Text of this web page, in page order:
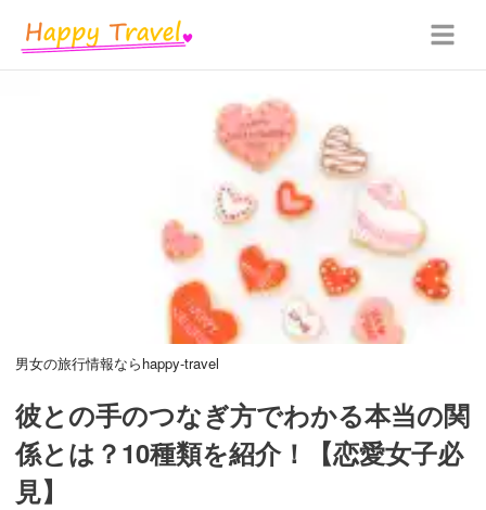
男女の旅行情報ならhappy-travel
彼との手のつなぎ方でわかる本当の関
係とは？10種類を紹介！【恋愛女子必
見】